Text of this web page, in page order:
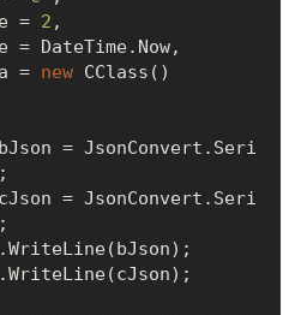
Type =
2 ,
Data =
new CClass()
= JsonConvert.Seri
= JsonConvert.Seri